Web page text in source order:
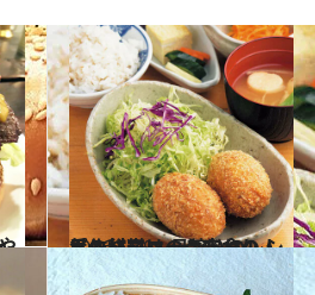
2016.5.29
手作りコロッケ定食の人気の秘密は 母譲りのレシピと材料へのこだわり
グルメ